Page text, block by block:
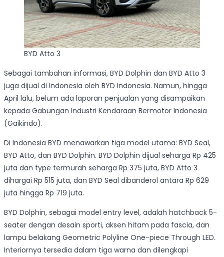
BYD Atto 3
Sebagai tambahan informasi, BYD Dolphin dan BYD Atto 3
juga dijual di Indonesia oleh BYD Indonesia. Namun, hingga
April lalu, belum ada laporan penjualan yang disampaikan
kepada Gabungan Industri Kendaraan Bermotor Indonesia
(Gaikindo).
Di Indonesia BYD menawarkan tiga model utama: BYD Seal,
BYD Atto, dan BYD Dolphin. BYD Dolphin dijual seharga Rp 425
juta dan type termurah seharga Rp 375 juta, BYD Atto 3
dihargai Rp 515 juta, dan BYD Seal dibanderol antara Rp 629
juta hingga Rp 719 juta.
BYD Dolphin, sebagai model entry level, adalah hatchback 5-
seater dengan desain sporti, aksen hitam pada fascia, dan
lampu belakang Geometric Polyline One-piece Through LED.
Interiornya tersedia dalam tiga warna dan dilengkapi